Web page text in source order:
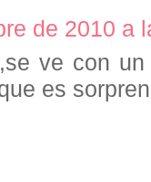
de 2010 a
ve con
es